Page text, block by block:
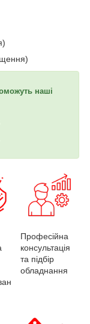
наші
Професійна
консультація
та підбір
обладнання